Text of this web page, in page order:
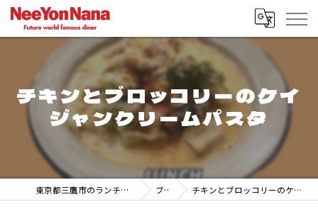
チキンとブロッコリーのケイ
ジャンクリームパスタ
東京都三鷹市のランチなら247 DINER MITAKA ブログ チキンとブロッコリーのケイジャンクリームパスタ